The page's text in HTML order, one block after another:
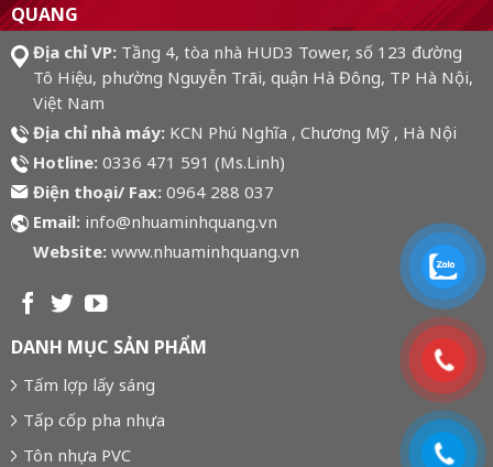
QUANG
Địa chỉ VP:Tầng 4, tòa nhà HUD3 Tower, số 123 đường
Tô Hiệu, phường Nguyễn Trãi, quận Hà Đông, TP Hà Nội,
Việt Nam
Địa chỉ nhà máy:KCN Phú Nghĩa , Chương Mỹ , Hà Nội
Hotline:0336 471 591 (Ms.Linh)
Điện thoại/ Fax: 0964 288 037
Email:info@nhuaminhquang.vn
Website:www.nhuaminhquang.vn
DANH MỤC SẢN PHẨM
Tấm lợp lấy sáng
Tấp cốp pha nhựa
Tôn nhựa PVC